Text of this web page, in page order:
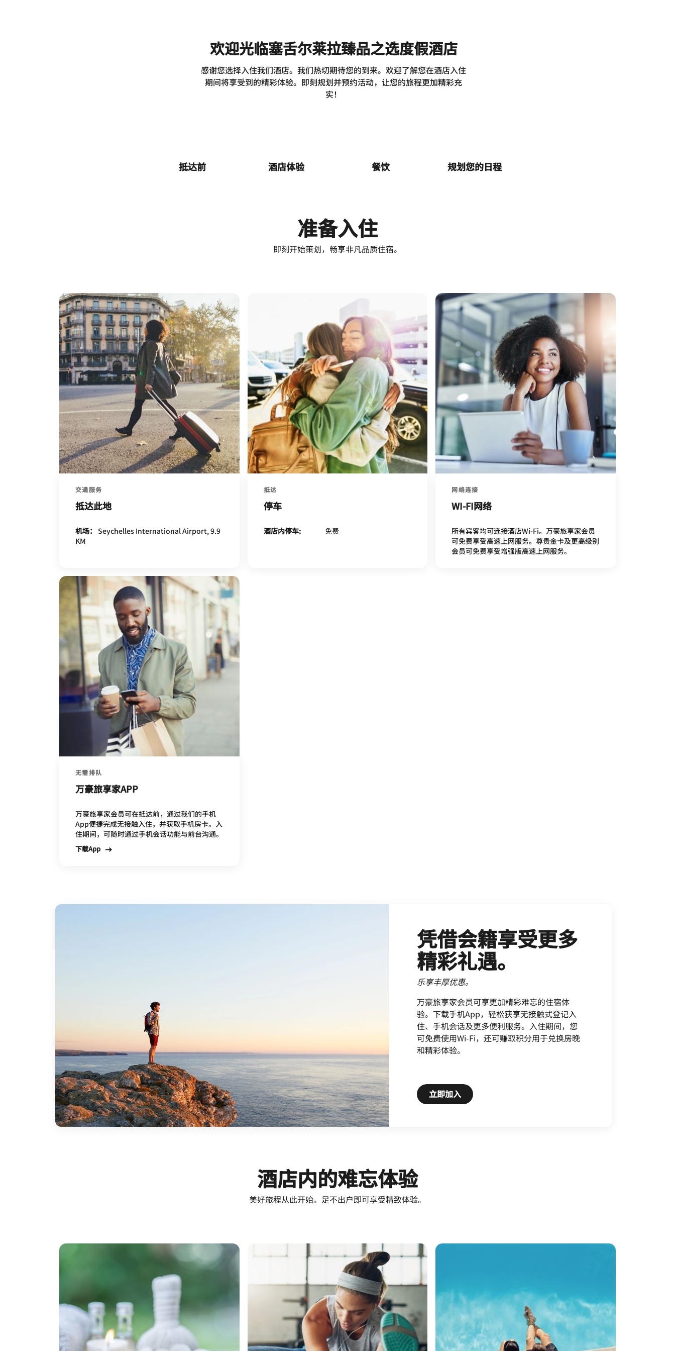
欢迎光临塞舌尔莱拉臻品之选度假酒店
感谢您选择入住我们酒店。我们热切期待您的到来。欢迎了解您在酒店入住
期间将享受到的精彩体验。即刻规划并预约活动，让您的旅程更加精彩充
实！
抵达前 酒店体验 餐饮 规划您的日程
准备入住
即刻开始策划，畅享非凡品质住宿。
交通服务
抵达此地
机场： Seychelles International Airport, 9.9
KM
抵达
停车
酒店内停车: 免费
网络连接
WI-FI网络
所有宾客均可连接酒店Wi-Fi。万豪旅享家会员
可免费享受高速上网服务。尊贵金卡及更高级别
会员可免费享受增强版高速上网服务。
无需排队
万豪旅享家APP
万豪旅享家会员可在抵达前，通过我们的手机
App便捷完成无接触入住，并获取手机房卡。入
住期间，可随时通过手机会话功能与前台沟通。
下载App
凭借会籍享受更多
精彩礼遇。
乐享丰厚优惠。
万豪旅享家会员可享更加精彩难忘的住宿体
验。下载手机App，轻松获享无接触式登记入
住、手机会话及更多便利服务。入住期间，您
可免费使用Wi-Fi，还可赚取积分用于兑换房晚
和精彩体验。
立即加入Open in New Tab
酒店内的难忘体验
美好旅程从此开始。足不出户即可享受精致体验。